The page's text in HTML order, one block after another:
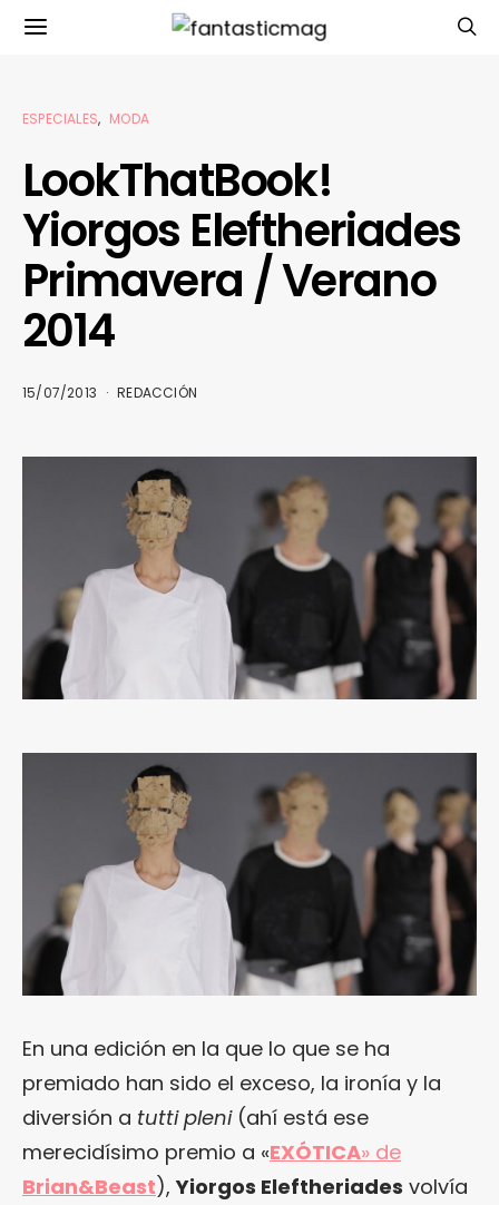
ESPECIALES MODA
LookThatBook!
Yiorgos Eleftheriades
Primavera / Verano
2014
15/07/2013 REDACCIÓN
En una edición en la que lo que se ha
premiado han sido el exceso, la ironía y la
diversión a tutti pleni(ahí está ese
merecidísimo premio a «EXÓTICA» de
Brian&Beast),Yiorgos Eleftheriades volvía